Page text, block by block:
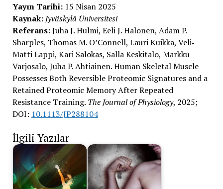
Yayın Tarihi:15 Nisan 2025
Kaynak: Jyväskylä Üniversitesi
Referans:Juha J. Hulmi, Eeli J. Halonen, Adam P.
Sharples, Thomas M. O’Connell, Lauri Kuikka, Veli‐
Matti Lappi, Kari Salokas, Salla Keskitalo, Markku
Varjosalo, Juha P. Ahtiainen. Human Skeletal Muscle
Possesses Both Reversible Proteomic Signatures and a
Retained Proteomic Memory After Repeated
Resistance Training. The Journal of Physiology, 2025;
DOI: 10.1113/JP288104
İlgili Yazılar